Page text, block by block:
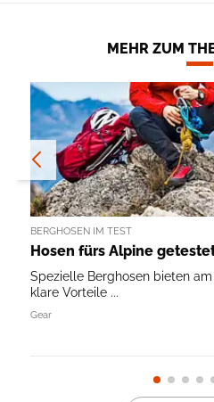
MEHR ZUM
BERGHOSEN IM TEST
Hosen fürs Alpine
Spezielle Berghosen bieten
klare Vorteile ...
Gear